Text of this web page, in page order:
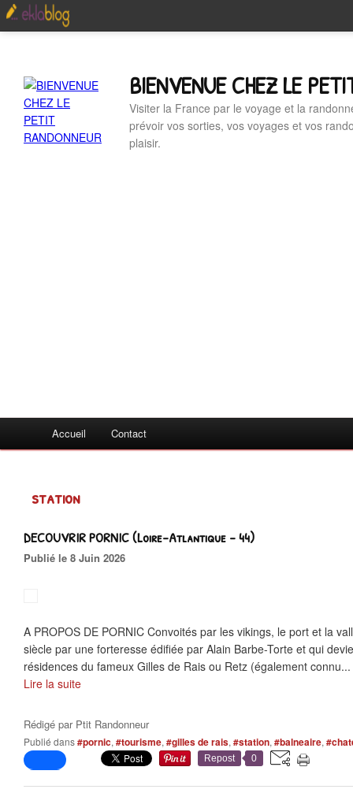
BIENVENUE CHEZ LE
Visiter la France par le voyage et la
prévoir vos sorties, vos voyages et vos
plaisir.
Accueil Contact
station
DECOUVRIR PORNIC (Loire-Atlantique - 44)
Publié le 8 Juin 2026
A PROPOS DE PORNIC Convoités par les vikings, le port et la
siècle par une forteresse édifiée par Alain Barbe-Torte et qui
résidences du fameux Gilles de Rais ou Retz (également connu...
Lire la suite
Rédigé par Ptit Randonneur
Publié dans#pornic, #tourisme, #gilles de rais, #station, #balneaire,
Repost 0